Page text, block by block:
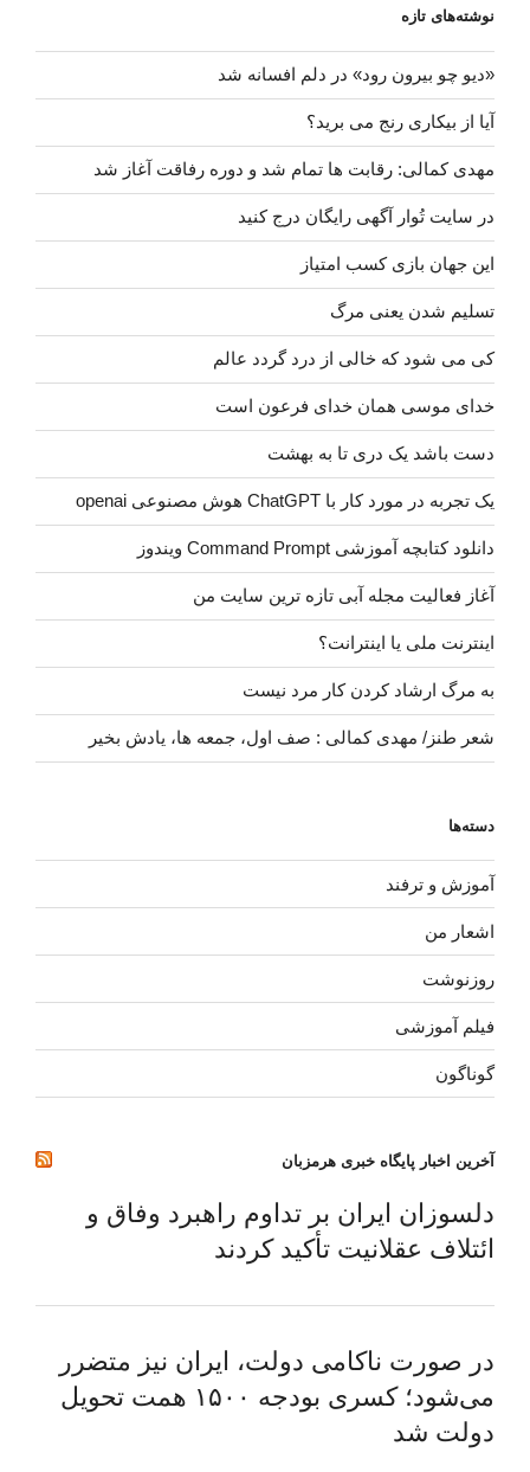
نوشته‌های تازه
«دیو چو بیرون رود» در دلم افسانه شد
آیا از بیکاری رنج می برید؟
مهدی کمالی: رقابت ها تمام شد و دوره رفاقت آغاز شد
در سایت تُوار آگهی رایگان درج کنید
این جهان بازی کسب امتیاز
تسلیم شدن یعنی مرگ
کی می شود که خالی از درد گردد عالم
خدای موسی همان خدای فرعون است
دست باشد یک دری تا به بهشت
یک تجربه در مورد کار با ChatGPT هوش مصنوعی openai
دانلود کتابچه آموزشی Command Prompt ویندوز
آغاز فعالیت مجله آبی تازه ترین سایت من
اینترنت ملی یا اینترانت؟
به مرگ ارشاد کردن کار مرد نیست
شعر طنز/ مهدی کمالی : صف اول، جمعه ها، یادش بخیر
دسته‌ها
آموزش و ترفند
اشعار من
روزنوشت
فیلم آموزشی
گوناگون
آخرین اخبار پایگاه خبری هرمزبان
دلسوزان ایران بر تداوم راهبرد وفاق و
ائتلاف عقلانیت تأکید کردند
در صورت ناکامی دولت، ایران نیز متضرر
می‌شود؛ کسری بودجه ۱۵۰۰ همت تحویل
دولت شد